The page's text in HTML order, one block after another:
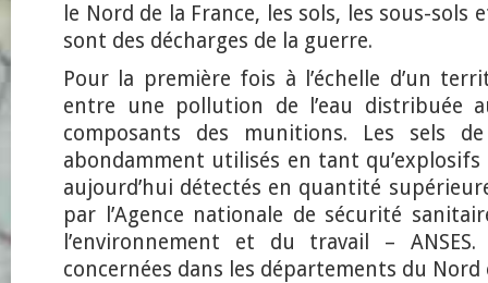
le Nord de la France, les sols, les sous-sols
sont des décharges de la guerre.
Pour la première fois à l’échelle d’un
entre une pollution de l’eau distribuée
composants des munitions. Les sels
abondamment utilisés en tant
aujourd’hui détectés en quantité
par l’Agence nationale de sécurité
l’environnement et du travail –
concernées dans les départements du Nord